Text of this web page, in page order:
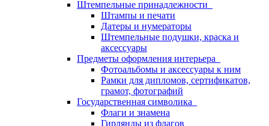
Штемпельные принадлежности
Штампы и печати
Датеры и нумераторы
Штемпельные подушки, краска и
аксессуары
Предметы оформления интерьера
Фотоальбомы и аксессуары к ним
Рамки для дипломов, сертификатов,
грамот, фотографий
Государственная символика
Флаги и знамена
Гирлянды из флагов